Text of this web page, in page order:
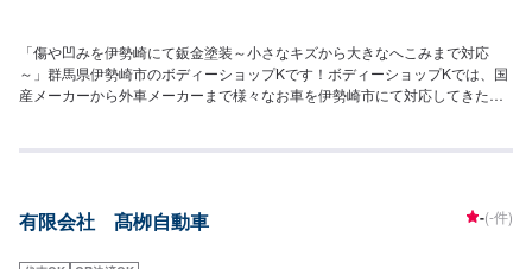
「傷や凹みを伊勢崎にて鈑金塗装～小さなキズから大きなへこみまで対応
～」群馬県伊勢崎市のボディーショップKです！ボディーショップKでは、国
産メーカーから外車メーカーまで様々なお車を伊勢崎市にて対応してきた実
をプロの技でお直しいたします。お困りのことがございましたらなんでもご
種のエアコン修理も対応できます！全員業界歴20年以上の大ベテランの作業
有限会社 髙栁自動車 -(-件)